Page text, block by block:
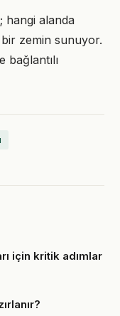
hangi alanda
zemin sunuyor.
bağlantılı
için kritik adımlar